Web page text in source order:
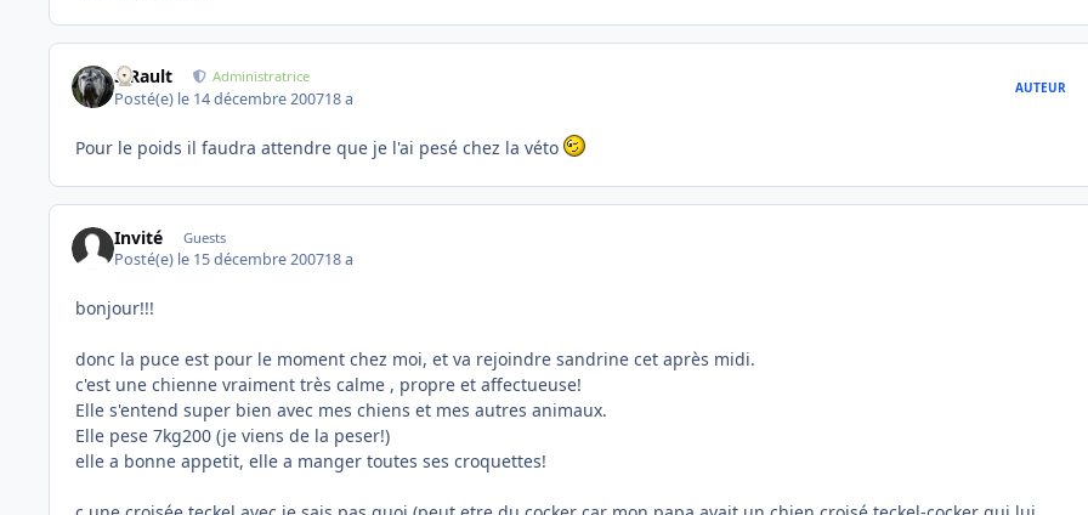
S.Rault Administratrice
Posté(e) le 14 décembre 200718 a
AUTEUR
Pour le poids il faudra attendre que je l'ai pesé chez la véto
Invité Guests
Posté(e) le 15 décembre 200718 a
bonjour!!!
donc la puce est pour le moment chez moi, et va rejoindre sandrine cet après midi.
c'est une chienne vraiment très calme , propre et affectueuse!
Elle s'entend super bien avec mes chiens et mes autres animaux.
Elle pese 7kg200 (je viens de la peser!)
elle a bonne appetit, elle a manger toutes ses croquettes!